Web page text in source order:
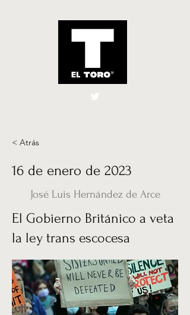
El Toro España
< Atrás
16 de enero de 2023
José Luis Hernández de Arce
El Gobierno Británico a veta
la ley trans escocesa